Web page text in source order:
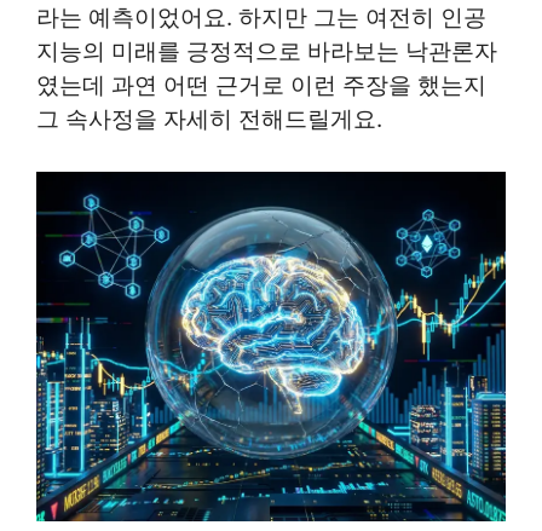
라는 예측이었어요. 하지만 그는 여전히 인공
지능의 미래를 긍정적으로 바라보는 낙관론자
였는데 과연 어떤 근거로 이런 주장을 했는지
그 속사정을 자세히 전해드릴게요.